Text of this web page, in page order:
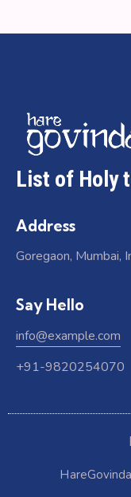
List of Holy
Address
Goregaon, Mumbai,
Say Hello
info@example.com
+91-9820254070
HareGovinda